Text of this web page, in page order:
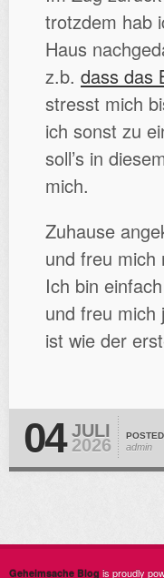
trotzdem hab
Haus
z.b. dass das
stresst mich
ich sonst zu
soll’s in
mich.
Zuhause
und freu mich
Ich bin
und freu mich
ist wie der
04 JULI
2026 admin
Geheimsache Blog is proudly